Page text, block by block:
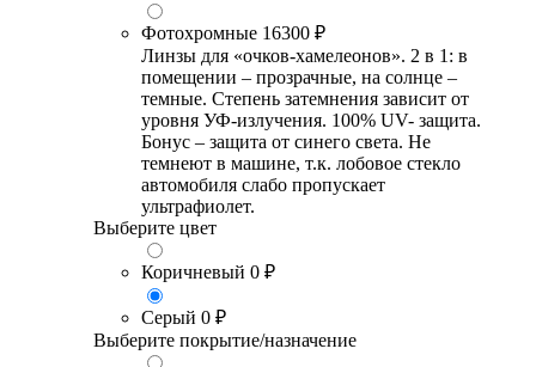
Фотохромные 16300 ₽
Линзы для «очков-хамелеонов». 2 в 1: в
помещении – прозрачные, на солнце –
темные. Степень затемнения зависит от
уровня УФ-излучения. 100% UV- защита.
Бонус – защита от синего света. Не
темнеют в машине, т.к. лобовое стекло
автомобиля слабо пропускает
ультрафиолет.
Выберите цвет
Коричневый 0 ₽
Серый 0 ₽
Выберите покрытие/назначение